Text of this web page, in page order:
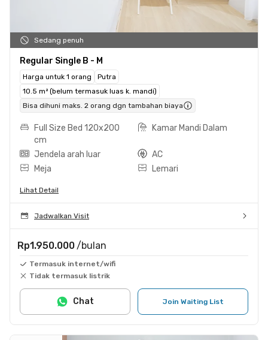
Sedang penuh
Regular Single B - M
Harga untuk 1 orang
Putra
10.5 m² (belum termasuk luas k. mandi)
Bisa dihuni maks. 2 orang dgn tambahan biaya
Full Size Bed 120x200
cm
Kamar Mandi Dalam
Jendela arah luar
AC
Meja
Lemari
Lihat Detail
Jadwalkan Visit
Rp1.950.000 /bulan
Termasuk internet/wifi
Tidak termasuk listrik
Join Waiting List
Chat